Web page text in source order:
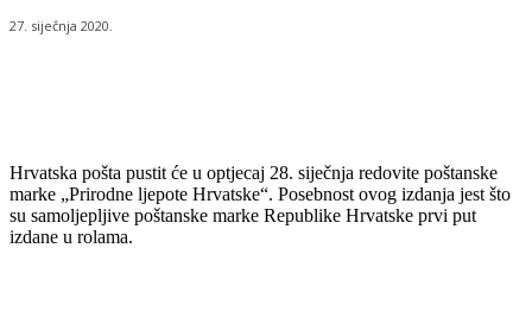
27. siječnja 2020.
Hrvatska pošta pustit će u optjecaj 28. siječnja redovite poštanske
marke „Prirodne ljepote Hrvatske“. Posebnost ovog izdanja jest što
su samoljepljive poštanske marke Republike Hrvatske prvi put
izdane u rolama.